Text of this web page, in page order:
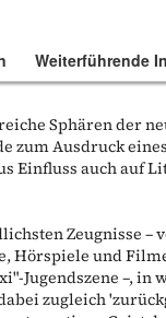
Sphären der
zum Ausdruck
Einfluss auch auf
Zeugnisse –
Hörspiele und
Jugendszene –, in
zugleich
Weiterführende